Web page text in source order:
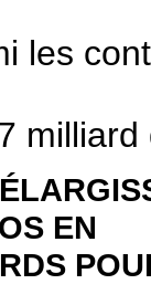
les
milliard
EN